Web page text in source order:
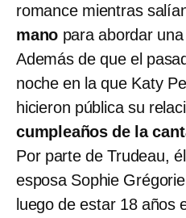
romance mientras
mano para abordar
Además de que el
noche en la que Katy
hicieron pública su
cumpleaños de la
Por parte de Trudeau,
esposa Sophie
luego de estar 18 años